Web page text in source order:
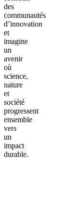
des
communautés
d’innovation
et
imagine
un
avenir
où
science,
nature
et
société
progressent
ensemble
vers
un
impact
durable.